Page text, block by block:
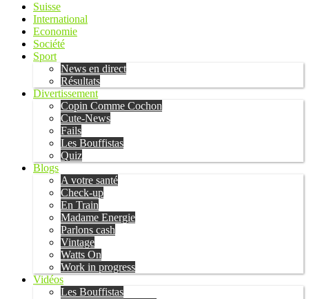
Suisse
International
Economie
Société
Sport
News en direct
Résultats
Divertissement
Copin Comme Cochon
Cute-News
Fails
Les Bouffistas
Quiz
Blogs
A votre santé
Check-up
En Train
Madame Energie
Parlons cash
Vintage
Watts On
Work in progress
Vidéos
Les Bouffistas